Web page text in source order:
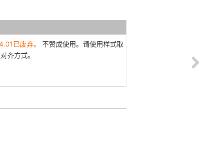
已废弃。
不赞成使用。请使用样式取
齐方式。